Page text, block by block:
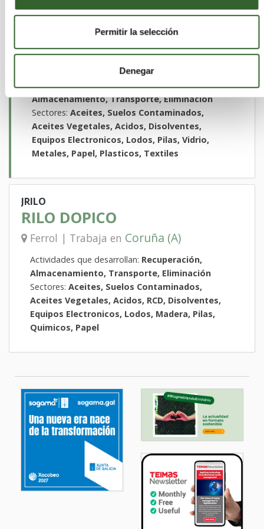
Permitir la selección
Denegar
MAGMA
TRATAMIENTOS, S.L.U.
Massalfassar | Trabaja en
Actividades que desarrollan:Recuperación,
Almacenamiento, Transporte, Eliminación
Sectores: Aceites, Suelos Contaminados,
Aceites Vegetales, Acidos, Disolventes,
Equipos Electronicos, Lodos, Pilas, Vidrio,
Metales, Papel, Plasticos, Textiles
JRILO
RILO DOPICO
Ferrol | Trabaja en Coruña (A)
Actividades que desarrollan: Recuperación,
Almacenamiento, Transporte, Eliminación
Sectores: Aceites, Suelos Contaminados,
Aceites Vegetales, Acidos, RCD, Disolventes,
Equipos Electronicos, Lodos, Madera, Pilas,
Quimicos, Papel